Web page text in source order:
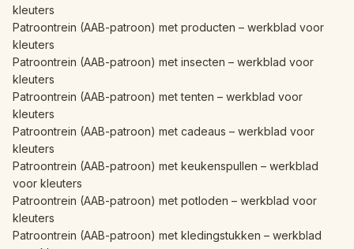
kleuters
Patroontrein (AAB-patroon) met producten – werkblad voor
kleuters
Patroontrein (AAB-patroon) met insecten – werkblad voor
kleuters
Patroontrein (AAB-patroon) met tenten – werkblad voor
kleuters
Patroontrein (AAB-patroon) met cadeaus – werkblad voor
kleuters
Patroontrein (AAB-patroon) met keukenspullen – werkblad
voor kleuters
Patroontrein (AAB-patroon) met potloden – werkblad voor
kleuters
Patroontrein (AAB-patroon) met kledingstukken – werkblad